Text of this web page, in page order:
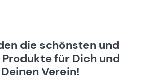
die schönsten und
für Dich und
Deinen Verein!